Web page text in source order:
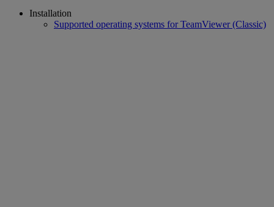
Installation
Supported operating systems for TeamViewer (Classic)